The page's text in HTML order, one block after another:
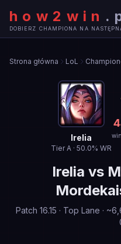
how2win .
DOBIERZ CHAMPIONA NA
Strona główna LoL
Irelia
TierA· 50.0% WR
Irelia vs
Patch 16.15 · Top Lane · ~